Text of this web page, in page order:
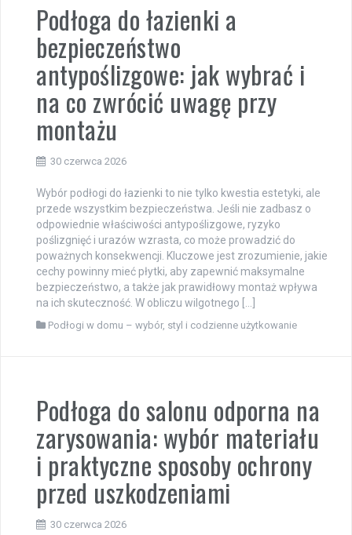
Podłoga do łazienki a
bezpieczeństwo
antypoślizgowe: jak wybrać i
na co zwrócić uwagę przy
montażu
30 czerwca 2026
Wybór podłogi do łazienki to nie tylko kwestia estetyki, ale
przede wszystkim bezpieczeństwa. Jeśli nie zadbasz o
odpowiednie właściwości antypoślizgowe, ryzyko
poślizgnięć i urazów wzrasta, co może prowadzić do
poważnych konsekwencji. Kluczowe jest zrozumienie, jakie
cechy powinny mieć płytki, aby zapewnić maksymalne
bezpieczeństwo, a także jak prawidłowy montaż wpływa
na ich skuteczność. W obliczu wilgotnego […]
Podłogi w domu – wybór, styl i codzienne użytkowanie
Podłoga do salonu odporna na
zarysowania: wybór materiału
i praktyczne sposoby ochrony
przed uszkodzeniami
30 czerwca 2026